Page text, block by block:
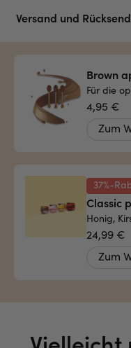
Versand und
Brown
Für die
4,95 €
Zum
37%-
Classic
Honig,
24,99 €
Zum